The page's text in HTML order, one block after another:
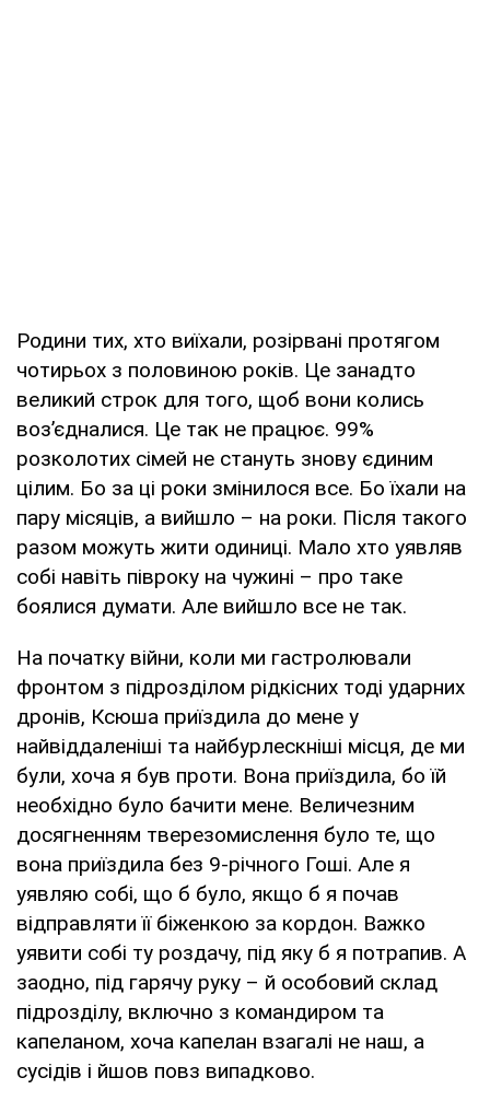
Родини тих, хто виїхали, розірвані протягом
чотирьох з половиною років. Це занадто
великий строк для того, щоб вони колись
воз’єдналися. Це так не працює. 99%
розколотих сімей не стануть знову єдиним
цілим. Бо за ці роки змінилося все. Бо їхали на
пару місяців, а вийшло – на роки. Після такого
разом можуть жити одиниці. Мало хто уявляв
собі навіть півроку на чужині – про таке
боялися думати. Але вийшло все не так.
На початку війни, коли ми гастролювали
фронтом з підрозділом рідкісних тоді ударних
дронів, Ксюша приїздила до мене у
найвіддаленіші та найбурлескніші місця, де ми
були, хоча я був проти. Вона приїздила, бо їй
необхідно було бачити мене. Величезним
досягненням тверезомислення було те, що
вона приїздила без 9-річного Гоші. Але я
уявляю собі, що б було, якщо б я почав
відправляти її біженкою за кордон. Важко
уявити собі ту роздачу, під яку б я потрапив. А
заодно, під гарячу руку – й особовий склад
підрозділу, включно з командиром та
капеланом, хоча капелан взагалі не наш, а
сусідів і йшов повз випадково.